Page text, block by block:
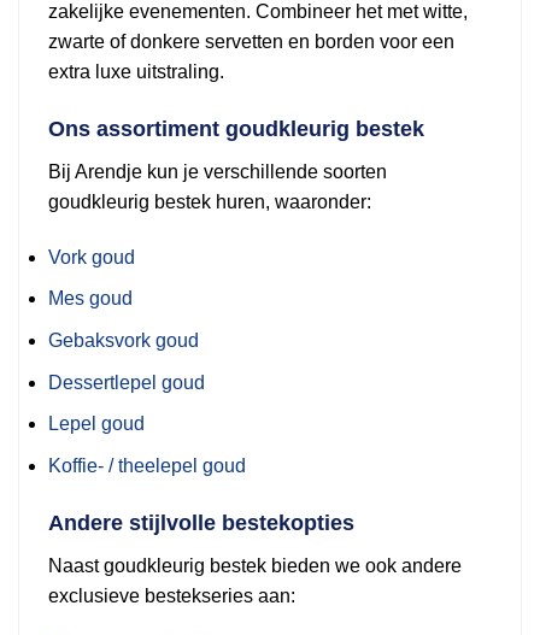
zakelijke evenementen. Combineer het met witte,
zwarte of donkere servetten en borden voor een
extra luxe uitstraling.
Ons assortiment goudkleurig bestek
Bij Arendje kun je verschillende soorten
goudkleurig bestek huren, waaronder:
Vork goud
Mes goud
Gebaksvork goud
Dessertlepel goud
Lepel goud
Koffie- / theelepel goud
Andere stijlvolle bestekopties
Naast goudkleurig bestek bieden we ook andere
exclusieve bestekseries aan: